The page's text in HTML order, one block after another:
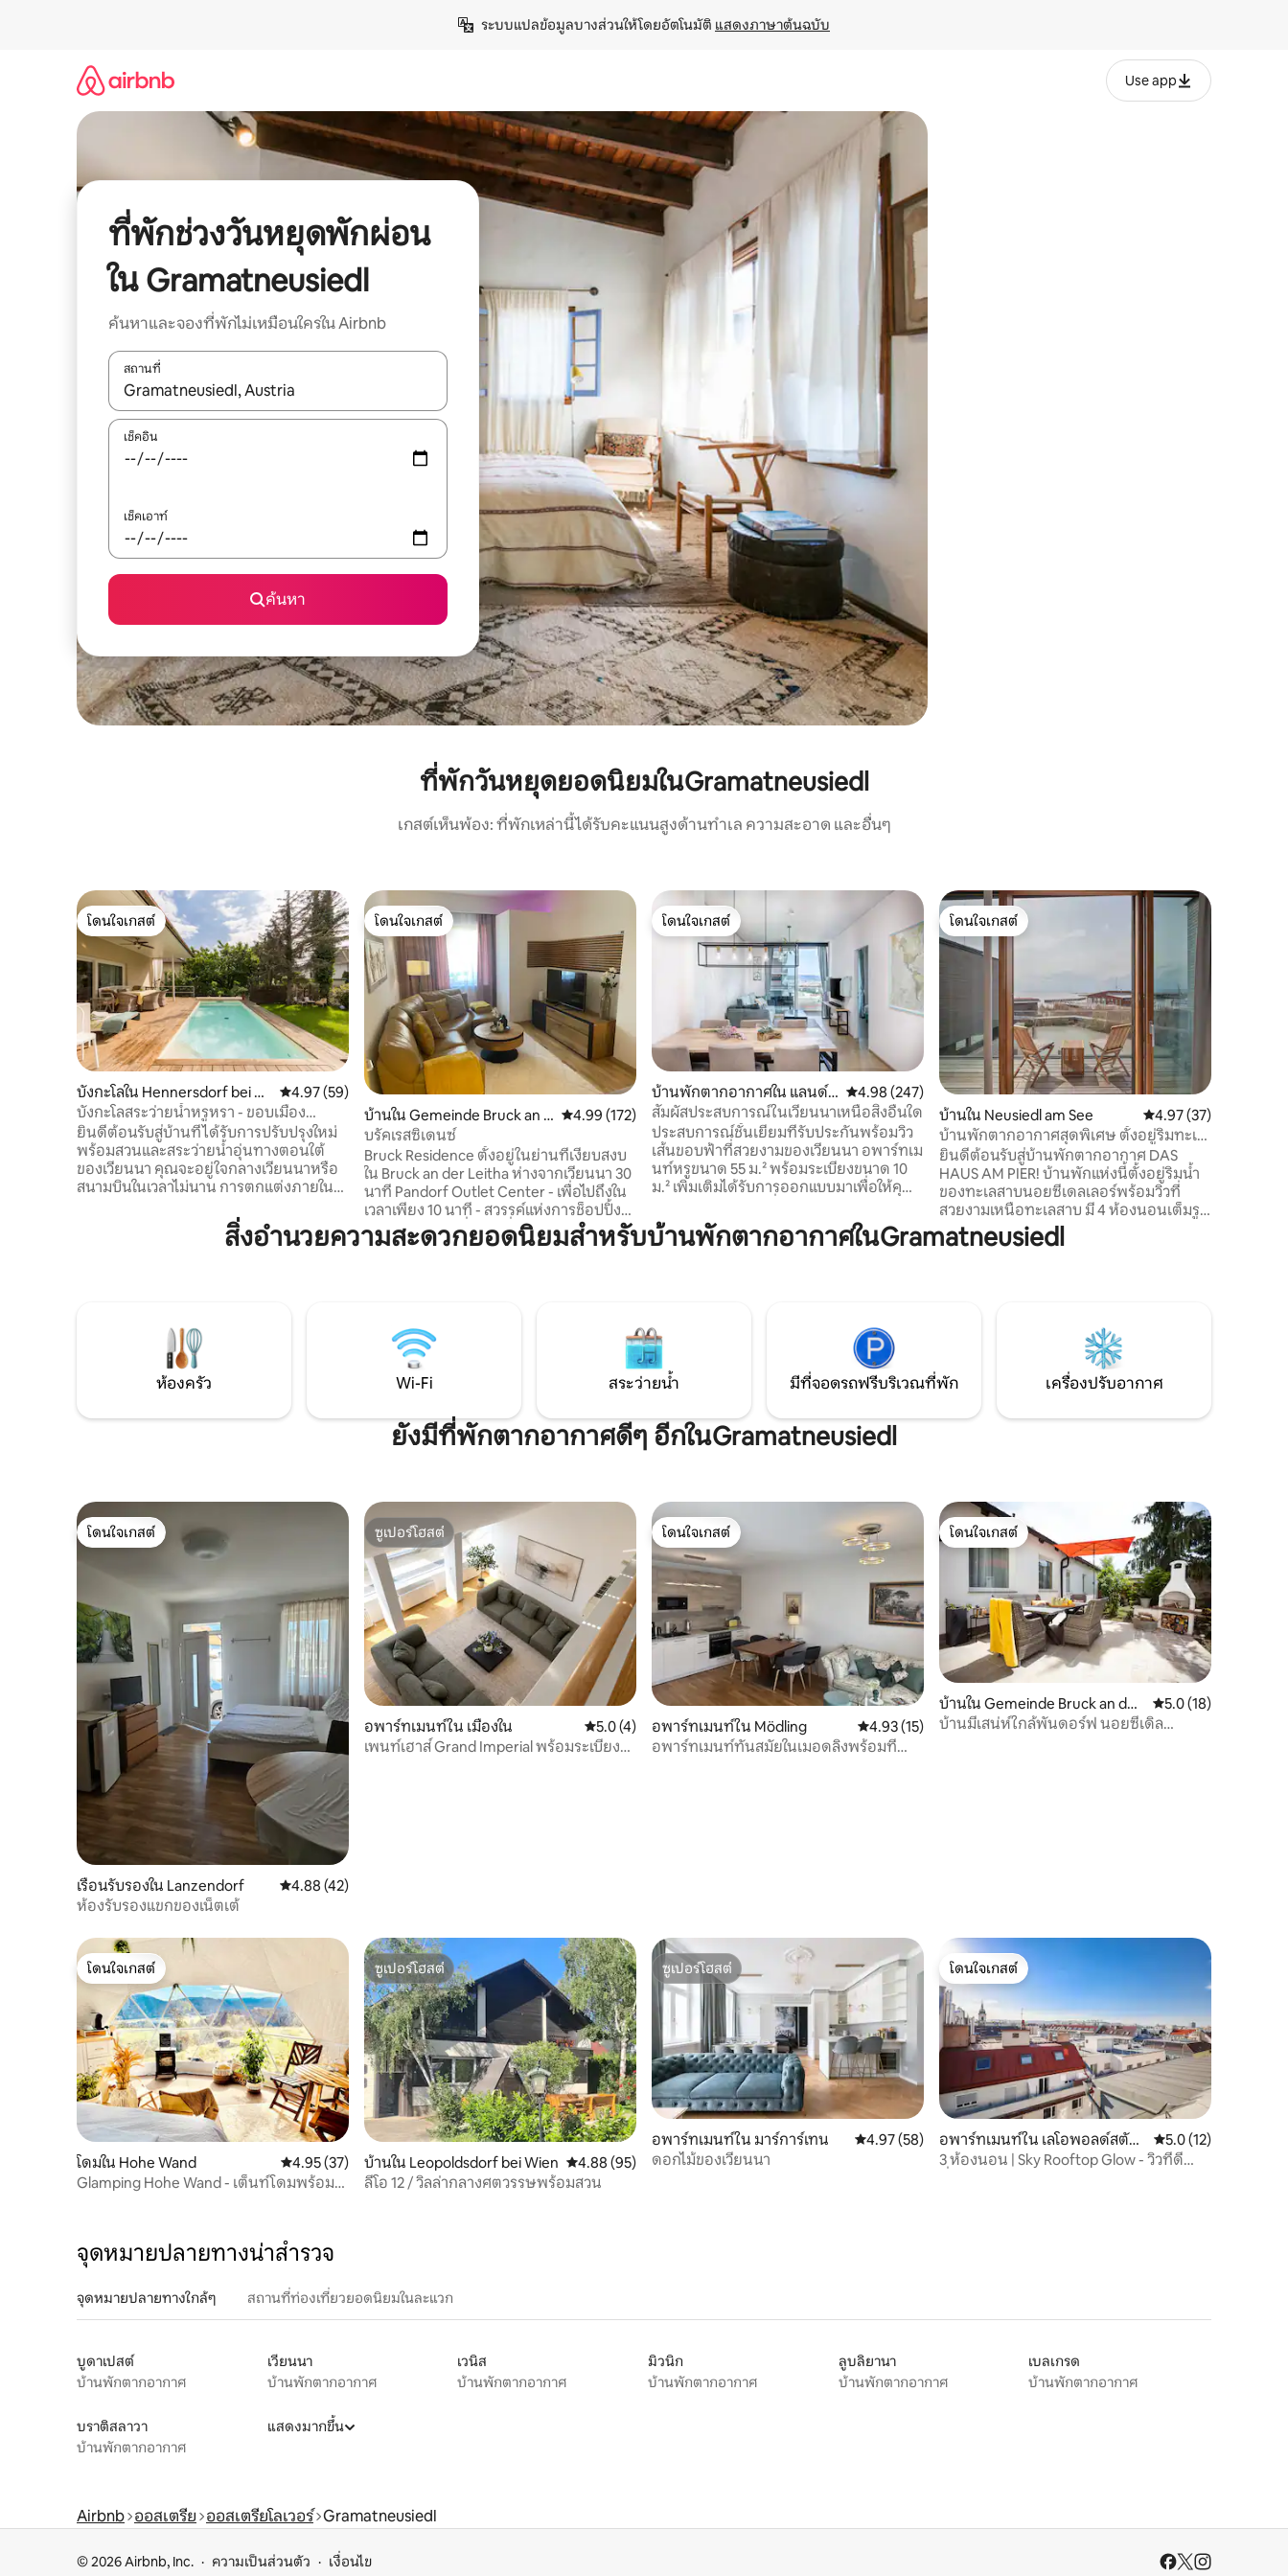
ระบบแปลข้อมูลบางส่วนให้โดยอัตโนมัติ แสดงภาษาต้นฉบับ
Use app
ที่พักช่วงวันหยุดพักผ่อน
ใน Gramatneusiedl
ค้นหาและจองที่พักไม่เหมือนใครใน Airbnb
สถานที่
ใช้ลูกศรขึ้นลง หรือใช้การสัมผัสหรือปัด เพื่อสำรวจผลการค้นหา
เช็คอิน
เช็คเอาท์
ค้นหา
ที่พักวันหยุดยอดนิยมในGramatneusiedl
เกสต์เห็นพ้อง: ที่พักเหล่านี้ได้รับคะแนนสูงด้านทำเล ความสะอาด และอื่นๆ
โดนใจเกสต์
โดนใจเกสต์
บังกะโลใน Hennersdorf bei Wi
en
คะแนนเฉลี่ย 4.97 จาก 5, 59 รีวิว
4.97 (59)
บังกะโลสระว่ายน้ำหรูหรา - ขอบเมือง
เวียนนา
ยินดีต้อนรับสู่บ้านที่ได้รับการปรับปรุงใหม่
พร้อมสวนและสระว่ายน้ำอุ่นทางตอนใต้
ของเวียนนา คุณจะอยู่ใจกลางเวียนนาหรือ
สนามบินในเวลาไม่นาน การตกแต่งภายใน
ด้วยความช่วยเหลือของสถาปนิกจาก
Syntax Architects ศิลปะสมัยใหม่
สามารถใช้ชีวิตอย่างสะดวกสบายและสำรวจ
สถานที่ท่องเที่ยวสุดพิเศษของเวียนนา
โดนใจเกสต์
โดนใจเกสต์
บ้านใน Gemeinde Bruck an d
er Leitha
คะแนนเฉลี่ย 4.99 จาก 5, 172 รีวิว
4.99 (172)
บรัคเรสซิเดนซ์
Bruck Residence ตั้งอยู่ในย่านที่เงียบสงบ
ใน Bruck an der Leitha ห่างจากเวียนนา 30
นาที Pandorf Outlet Center - เพื่อไปถึงใน
เวลาเพียง 10 นาที - สวรรค์แห่งการช็อปปิ้ง
และร้านอาหารที่ยอดเยี่ยม Carnuntum
Wine Region -5 นาทีโดยรถยนต์ เดินชม
Neusiedl, Family Park (ห่างออกไป 30 นาที
โดยรถยนต์)
โดนใจเกสต์
โดนใจเกสต์
บ้านพักตากอากาศใน แลนด์s
traße
คะแนนเฉลี่ย 4.98 จาก 5, 247 รีวิว
4.98 (247)
สัมผัสประสบการณ์ในเวียนนาเหนือสิ่งอื่นใด
ประสบการณ์ชั้นเยี่ยมที่รับประกันพร้อมวิว
เส้นขอบฟ้าที่สวยงามของเวียนนา อพาร์ทเม
นท์หรูขนาด 55 ม.² พร้อมระเบียงขนาด 10
ม.² เพิ่มเติมได้รับการออกแบบมาเพื่อให้คุณ
ของคุณจะได้รับสิทธิประโยชน์ที่ยอดเยี่ยม
เช่น บริการเจ้าหน้าที่อำนวยความสะดวก
ในเวลาเพียง 10 นาที
โดนใจเกสต์
โดนใจเกสต์
บ้านใน Neusiedl am See คะแนนเฉลี่ย 4.97 จาก
4.97 (37)
บ้านพักตากอากาศสุดพิเศษ ตั้งอยู่ริมทะเล
สาบนอยซีเดลเลอร์
ยินดีต้อนรับสู่บ้านพักตากอากาศ DAS
HAUS AM PIER! บ้านพักแห่งนี้ตั้งอยู่ริมน้ำ
ของทะเลสาบนอยซีเดลเลอร์พร้อมวิวที่
สวยงามเหนือทะเลสาบ มี 4 ห้องนอนเต็มรูป
แบบและรองรับผู้เข้าพักได้สูงสุด 7 คน เหมาะ
สำหรับคู่รัก 2 คู่ สูงสุด 3 คู่ ครอบครัว 2
การหายใจ หยุดพัก และใช้ชีวิตอย่าง
สิ่งอำนวยความสะดวกยอดนิยมสำหรับบ้านพักตากอากาศในGramatneusiedl
ห้องครัว Wi-Fi สระว่ายน้ำ มีที่จอดรถฟรีบริเวณที่พัก เครื่องปรับอากาศ
ยังมีที่พักตากอากาศดีๆ อีกในGramatneusiedl
โดนใจเกสต์
โดนใจเกสต์
เรือนรับรองใน Lanzendorf คะแนนเฉลี่ย 4.88 จาก 5, 42 รีวิว
4.88 (42)
ห้องรับรองแขกของเน็ตเต้
ซูเปอร์โฮสต์
ซูเปอร์โฮสต์
อพาร์ทเมนท์ใน เมืองใน คะแนนเฉลี่ย 5.0 จาก 5, 4 รีวิว
5.0 (4)
เพนท์เฮาส์ Grand Imperial พร้อมระเบียง
โดนใจเกสต์
โดนใจเกสต์
อพาร์ทเมนท์ใน Mödling คะแนนเฉลี่ย 4.93 จาก 5, 15 รีวิว
4.93 (15)
อพาร์ทเมนท์ทันสมัยในเมอดลิงพร้อมที่
โดนใจเกสต์
โดนใจเกสต์
บ้านใน Gemeinde Bruck an der
Leitha
คะแนนเฉลี่ย 5.0 จาก
5.0 (18)
บ้านมีเสน่ห์ใกล้พันดอร์ฟ นอยซีเดิล
โดนใจเกสต์
โดนใจเกสต์
โดมใน Hohe Wand คะแนนเฉลี่ย 4.95 จาก 5, 37 รีวิว
4.95 (37)
Glamping Hohe Wand - เต็นท์โดมพร้อม
ซูเปอร์โฮสต์
ซูเปอร์โฮสต์
บ้านใน Leopoldsdorf bei Wien คะแนนเฉลี่ย 4.88 จาก 5, 95 รีวิว
4.88 (95)
ลีโอ 12 / วิลล่ากลางศตวรรษพร้อมสวน
ซูเปอร์โฮสต์
ซูเปอร์โฮสต์
อพาร์ทเมนท์ใน มาร์การ์เทน คะแนนเฉลี่ย 4.97 จาก 5, 58 รีวิว
4.97 (58)
ดอกไม้ของเวียนนา
โดนใจเกสต์
โดนใจเกสต์
อพาร์ทเมนท์ใน เลโอพอลด์สตัด
ท์
คะแนนเฉลี่ย 5.0 จาก
5.0 (12)
3 ห้องนอน | Sky Rooftop Glow - วิวที่ดี
จุดหมายปลายทางน่าสำรวจ
จุดหมายปลายทางใกล้ๆ สถานที่ท่องเที่ยวยอดนิยมในละแวก
บูดาเปสต์
บ้านพักตากอากาศ
เวียนนา
บ้านพักตากอากาศ
เวนิส
บ้านพักตากอากาศ
มิวนิก
บ้านพักตากอากาศ
ลูบลิยานา
บ้านพักตากอากาศ
เบลเกรด
บ้านพักตากอากาศ
บราติสลาวา
บ้านพักตากอากาศ
แสดงมากขึ้น
Airbnb ออสเตรีย ออสเตรียโลเวอร์ Gramatneusiedl
© 2026 Airbnb, Inc. ความเป็นส่วนตัว เงื่อนไข